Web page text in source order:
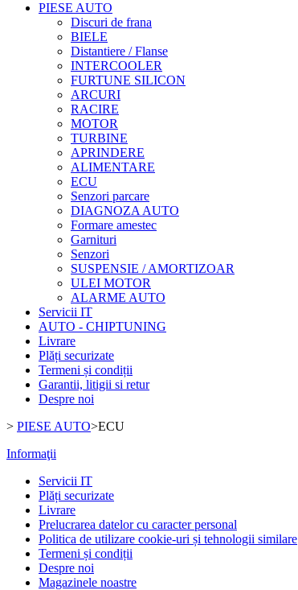
PIESE AUTO
Discuri de frana
BIELE
Distantiere / Flanse
INTERCOOLER
FURTUNE SILICON
ARCURI
RACIRE
MOTOR
TURBINE
APRINDERE
ALIMENTARE
ECU
Senzori parcare
DIAGNOZA AUTO
Formare amestec
Garnituri
Senzori
SUSPENSIE / AMORTIZOAR
ULEI MOTOR
ALARME AUTO
Servicii IT
AUTO - CHIPTUNING
Livrare
Plăți securizate
Termeni și condiții
Garantii, litigii si retur
Despre noi
> PIESE AUTO>ECU
Informaţii
Servicii IT
Plăți securizate
Livrare
Prelucrarea datelor cu caracter personal
Politica de utilizare cookie-uri și tehnologii similare
Termeni și condiții
Despre noi
Magazinele noastre